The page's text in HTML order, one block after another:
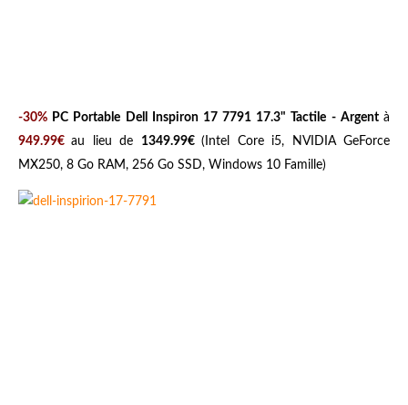
-30% PC Portable Dell Inspiron 17 7791 17.3" Tactile - Argent à
949.99€ au lieu de 1349.99€(Intel Core i5, NVIDIA GeForce
MX250, 8 Go RAM, 256 Go SSD, Windows 10 Famille)